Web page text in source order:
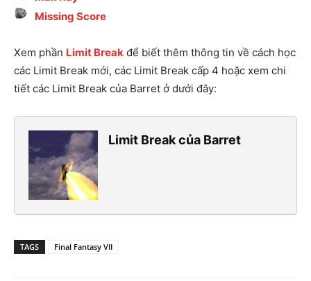
Missing Score
Xem phần Limit Break để biết thêm thông tin về cách học
các Limit Break mới, các Limit Break cấp 4 hoặc xem chi
tiết các Limit Break của Barret ở dưới đây:
Limit Break của Barret
TAGS Final Fantasy VII